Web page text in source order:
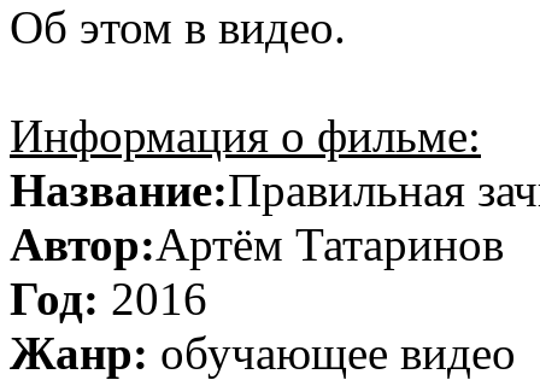
Об этом в видео.
Информация о фильме:
Название:Правильная
Автор:Артём Татаринов
Год: 2016
Жанр: обучающее видео